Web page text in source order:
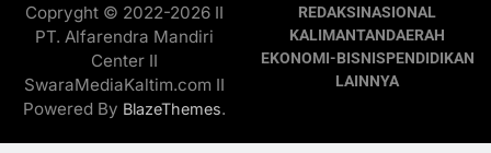
Copryght © 2022-2026 II
PT. Alfarendra Mandiri
Center II
SwaraMediaKaltim.com II
Powered By BlazeThemes.
REDAKSINASIONAL
KALIMANTANDAERAH
EKONOMI-BISNISPENDIDIKAN
LAINNYA